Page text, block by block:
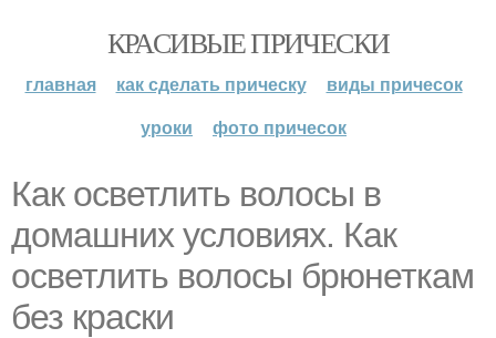
КРАСИВЫЕ ПРИЧЕСКИ
главная как сделать прическу
виды причесок
уроки
фото причесок
Как осветлить волосы в
домашних условиях. Как
осветлить волосы брюнеткам
без краски